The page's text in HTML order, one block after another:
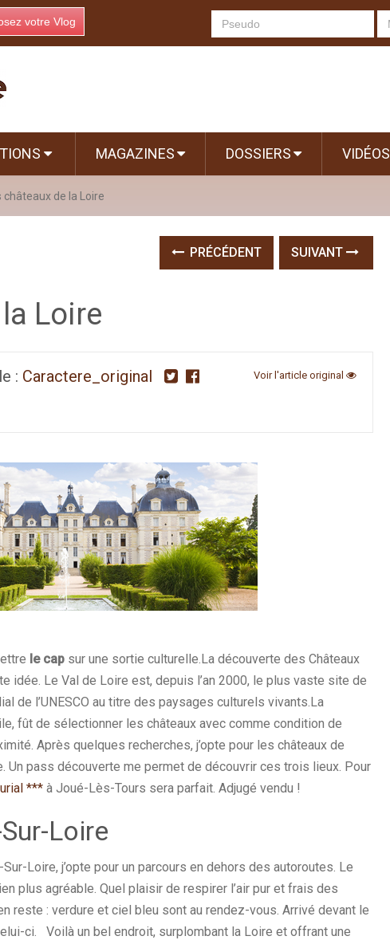
votre Vlog
MAGAZINES DOSSIERS VIDÉOS
châteaux de la Loire
PRÉCÉDENT SUIVANT
Loire
: Caractere_original Voir l'article original
le cap sur une sortie culturelle.La découverte des Châteaux
idée. Le Val de Loire est, depuis l’an 2000, le plus vaste site de
de l’UNESCO au titre des paysages culturels vivants.La
fût de sélectionner les châteaux avec comme condition de
Après quelques recherches, j’opte pour les châteaux de
Un pass découverte me permet de découvrir ces trois lieux. Pour
*** à Joué-Lès-Tours sera parfait. Adjugé vendu !
Loire
Loire, j’opte pour un parcours en dehors des autoroutes. Le
plus agréable. Quel plaisir de respirer l’air pur et frais des
reste : verdure et ciel bleu sont au rendez-vous. Arrivé devant le
ci. Voilà un bel endroit, surplombant la Loire et offrant une